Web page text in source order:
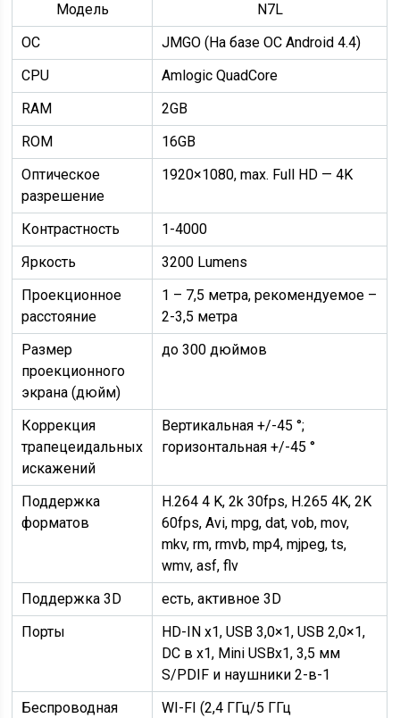
Модель
N7L
ОС
JMGO (На базе ОС Android 4.4)
CPU
Amlogic QuadCore
RAM
2GB
ROM
16GB
Оптическое
разрешение
1920×1080, max. Full HD — 4K
Контрастность
1-4000
Яркость
3200 Lumens
Проекционное
расстояние
1 – 7,5 метра, рекомендуемое –
2-3,5 метра
Размер
проекционного
экрана (дюйм)
до 300 дюймов
Коррекция
трапецеидальных
искажений
Вертикальная +/-45 °;
горизонтальная +/-45 °
Поддержка
форматов
H.264 4 K, 2k 30fps, H.265 4K, 2K
60fps, Avi, mpg, dat, vob, mov,
mkv, rm, rmvb, mp4, mjpeg, ts,
wmv, asf, flv
Поддержка 3D
есть, активное 3D
Порты
HD-IN x1, USB 3,0×1, USB 2,0×1,
DC в x1, Mini USBх1, 3,5 мм
S/PDIF и наушники 2-в-1
Беспроводная
WI-FI (2,4 ГГц/5 ГГц